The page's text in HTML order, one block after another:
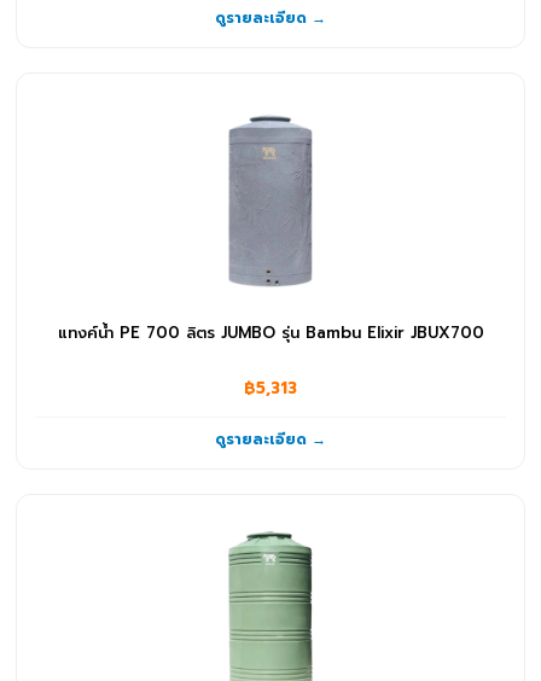
ดูรายละเอียด →
แทงค์น้ำ PE 700 ลิตร JUMBO รุ่น Bambu Elixir JBUX700
฿5,313
ดูรายละเอียด →